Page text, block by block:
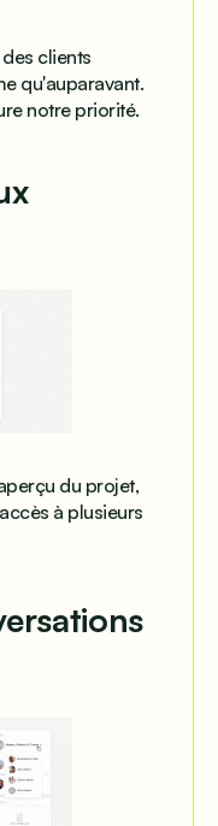
clients
qu'auparavant.
notre priorité.
du projet,
à plusieurs